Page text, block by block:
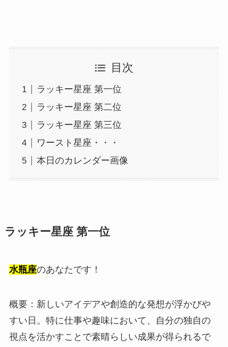
目次
ラッキー星座 第一位
ラッキー星座 第二位
ラッキー星座 第三位
ワースト星座・・・
本日のカレンダー画像
ラッキー星座 第一位
水瓶座のあなたです！
概要：新しいアイデアや創造的な発想が浮かびや
すい日。特に仕事や趣味において、自分の独自の
視点を活かすことで素晴らしい成果が得られるで